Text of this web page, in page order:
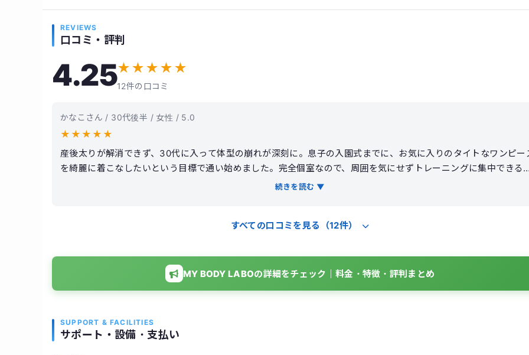
REVIEWS
口コミ・評判
4.25★★★★★
12件の口コミ
かなこさん / 30代後半 / 女性 / 5.0
★ ★ ★ ★ ★
産後太りが解消できず、30代に入って体型の崩れが深刻に。息子の入園式までに、お気に入りのタイトなワンピー
を綺麗に着こなしたいという目標で通い始めました。完全個室なので、周囲を気にせずトレーニングに集中できる
が魅力です。トレーナーさんは知識が豊富で、その日の体調に合わせたメニューを組んでくれます。フォームの指
無理なく健康的な生活習慣が身につきました。
続きを読む ▼
すべての口コミを見る（12件）
MY BODY LABOの詳細をチェック｜料金・特徴・評判まとめ
SUPPORT & FACILITIES
サポート・設備・支払い